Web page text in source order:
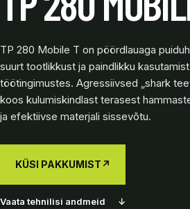
TP 280 Mobile T on pöördlauaga
suurt tootlikkust ja paindlikku
töötingimustes. Agressiivsed „shark
koos kulumiskindlast terasest
ja efektiivse materjali sissevõtu.
KÜSI PAKKUMIST↗
Vaata tehnilisi andmeid ↓